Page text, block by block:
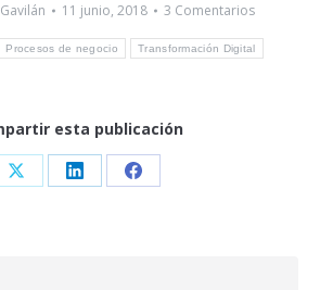
11 junio, 2018
3 Comentarios
Procesos de negocio Transformación Digital
esta publicación
Share Share Share